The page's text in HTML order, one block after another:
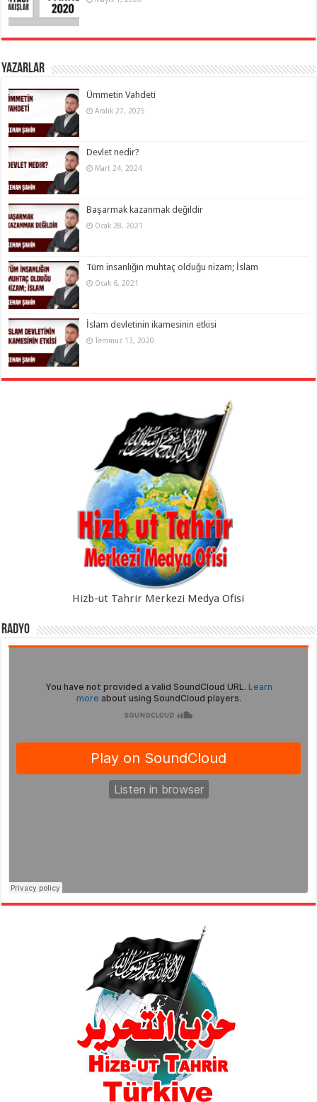
Yazarlar
Ümmetin Vahdeti
Aralık 27, 2025
Devlet nedir?
Mart 24, 2024
Başarmak kazanmak değildir
Ocak 28, 2021
Tüm insanlığın muhtaç olduğu nizam; İslam
Ocak 6, 2021
İslam devletinin ikamesinin etkisi
Temmuz 13, 2020
Hizb-ut Tahrir Merkezi Medya Ofisi
Radyo